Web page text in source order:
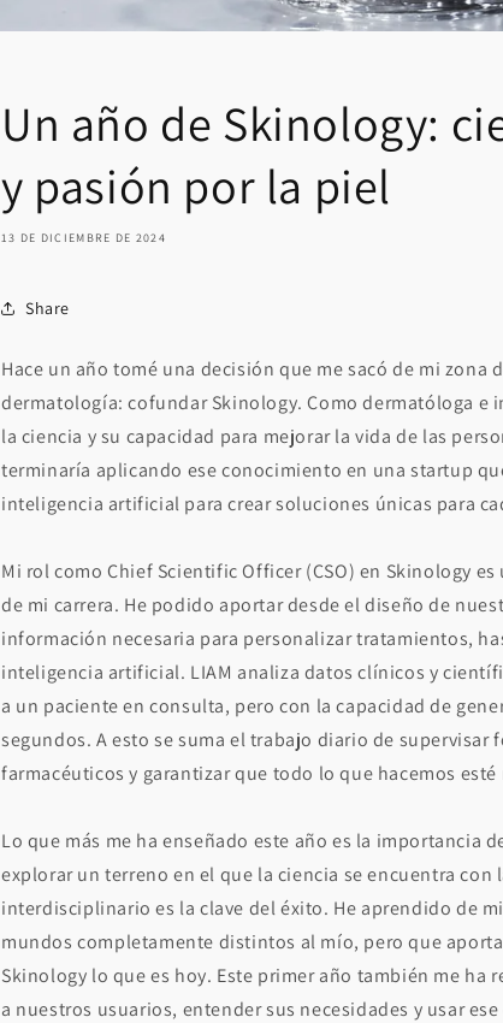
Un año de Skinology:
y pasión por la piel
13 DE DICIEMBRE DE 2024
Share
Hace un año tomé una decisión que me sacó de mi zona
dermatología: cofundar Skinology. Como dermatóloga e
la ciencia y su capacidad para mejorar la vida de las
terminaría aplicando ese conocimiento en una startup
inteligencia artificial para crear soluciones únicas para
Mi rol como Chief Scientific Officer (CSO) en Skinology
de mi carrera. He podido aportar desde el diseño de
información necesaria para personalizar tratamientos,
inteligencia artificial. LIAM analiza datos clínicos y
a un paciente en consulta, pero con la capacidad de
segundos. A esto se suma el trabajo diario de
farmacéuticos y garantizar que todo lo que hacemos
Lo que más me ha enseñado este año es la importancia
explorar un terreno en el que la ciencia se encuentra
interdisciplinario es la clave del éxito. He aprendido de
mundos completamente distintos al mío, pero que
Skinology lo que es hoy. Este primer año también me ha
a nuestros usuarios, entender sus necesidades y usar